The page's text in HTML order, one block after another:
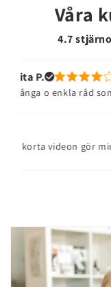
Våra
4.7
enkla råd som är lätt
gör min